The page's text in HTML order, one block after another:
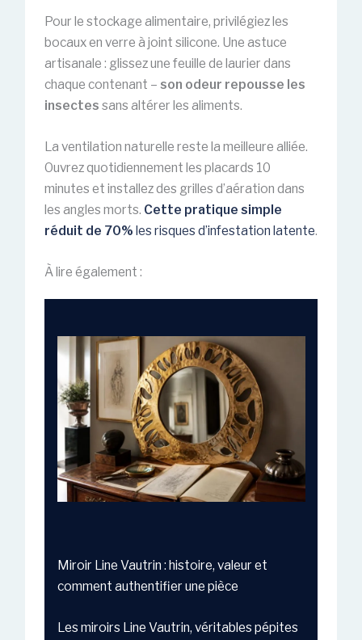
Pour le stockage alimentaire, privilégiez les
bocaux en verre à joint silicone. Une astuce
artisanale : glissez une feuille de laurier dans
chaque contenant – son odeur repousse les
insectes sans altérer les aliments.
La ventilation naturelle reste la meilleure alliée.
Ouvrez quotidiennement les placards 10
minutes et installez des grilles d’aération dans
les angles morts. Cette pratique simple
réduit de 70% les risques d’infestation latente.
À lire également :
Miroir Line Vautrin : histoire, valeur et
comment authentifier une pièce
Les miroirs Line Vautrin, véritables pépites